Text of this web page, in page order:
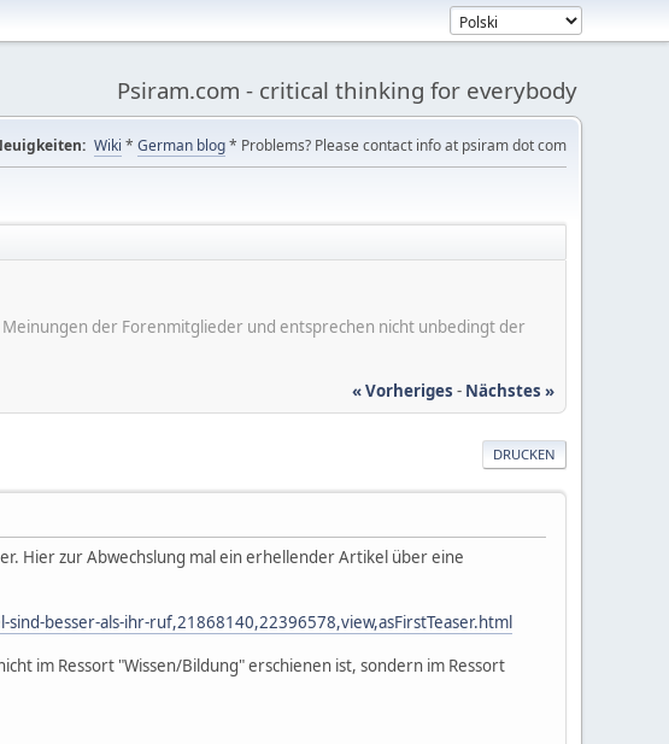
Psiram.com - critical thinking for everybody
Wiki * German blog* Problems? Please contact info at psiram dot com
der Forenmitglieder und entsprechen nicht unbedingt der
« Vorheriges - Nächstes »
DRUCKEN
Hier zur Abwechslung mal ein erhellender Artikel über eine
besser-als-ihr-ruf,21868140,22396578,view,asFirstTeaser.html
im Ressort "Wissen/Bildung" erschienen ist, sondern im Ressort